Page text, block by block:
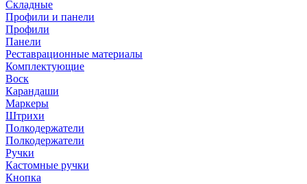
Складные
Профили и панели
Профили
Панели
Реставрационные материалы
Комплектующие
Воск
Карандаши
Маркеры
Штрихи
Полкодержатели
Полкодержатели
Ручки
Кастомные ручки
Кнопка